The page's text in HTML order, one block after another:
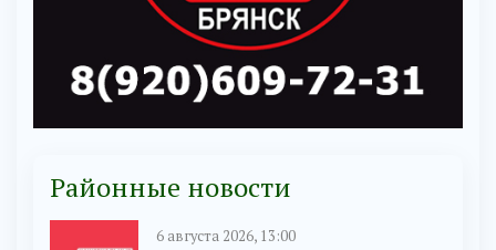
Районные новости
6 августа 2026, 13:00